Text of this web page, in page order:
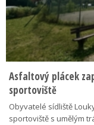
Asfaltový plácek
sportoviště
Obyvatelé sídliště
sportoviště s umělým